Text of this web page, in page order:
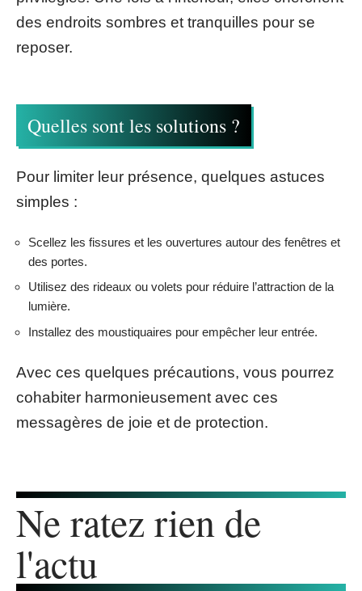
des endroits sombres et tranquilles pour se
reposer.
Quelles sont les solutions ?
Pour limiter leur présence, quelques astuces
simples :
Scellez les fissures et les ouvertures autour des fenêtres et
des portes.
Utilisez des rideaux ou volets pour réduire l’attraction de la
lumière.
Installez des moustiquaires pour empêcher leur entrée.
Avec ces quelques précautions, vous pourrez
cohabiter harmonieusement avec ces
messagères de joie et de protection.
Ne ratez rien de
l'actu